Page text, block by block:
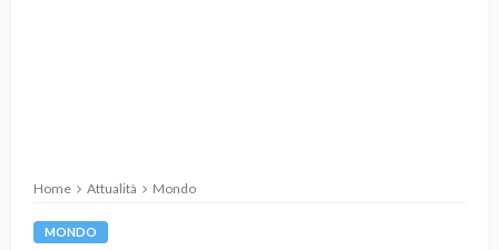
Home Attualità Mondo
MONDO